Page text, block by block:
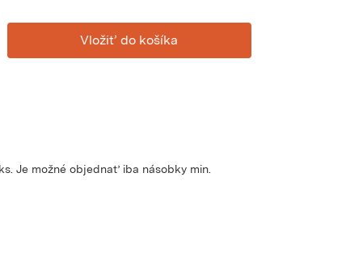
Je možné objednať iba násobky min.